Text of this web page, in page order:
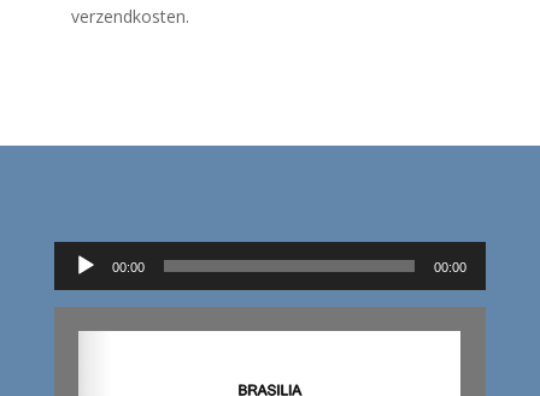
verzendkosten.
Audiospeler
00:00 00:00